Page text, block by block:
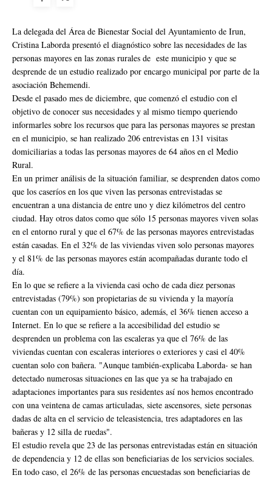
La delegada del Área de Bienestar Social del Ayuntamiento de Irun,
Cristina Laborda presentó el diagnóstico sobre las necesidades de las
personas mayores en las zonas rurales de este municipio y que se
desprende de un estudio realizado por encargo municipal por parte de la
asociación Behemendi.
Desde el pasado mes de diciembre, que comenzó el estudio con el
objetivo de conocer sus necesidades y al mismo tiempo queriendo
informarles sobre los recursos que para las personas mayores se prestan
en el municipio, se han realizado 206 entrevistas en 131 visitas
domiciliarias a todas las personas mayores de 64 años en el Medio
Rural.
En un primer análisis de la situación familiar, se desprenden datos como
que los caseríos en los que viven las personas entrevistadas se
encuentran a una distancia de entre uno y diez kilómetros del centro
ciudad. Hay otros datos como que sólo 15 personas mayores viven solas
en el entorno rural y que el 67% de las personas mayores entrevistadas
están casadas. En el 32% de las viviendas viven solo personas mayores
y el 81% de las personas mayores están acompañadas durante todo el
día.
En lo que se refiere a la vivienda casi ocho de cada diez personas
entrevistadas (79%) son propietarias de su vivienda y la mayoría
cuentan con un equipamiento básico, además, el 36% tienen acceso a
Internet. En lo que se refiere a la accesibilidad del estudio se
desprenden un problema con las escaleras ya que el 76% de las
viviendas cuentan con escaleras interiores o exteriores y casi el 40%
cuentan solo con bañera. "Aunque también-explicaba Laborda- se han
detectado numerosas situaciones en las que ya se ha trabajado en
adaptaciones importantes para sus residentes así nos hemos encontrado
con una veintena de camas articuladas, siete ascensores, siete personas
dadas de alta en el servicio de teleasistencia, tres adaptadores en las
bañeras y 12 silla de ruedas".
El estudio revela que 23 de las personas entrevistadas están en situación
de dependencia y 12 de ellas son beneficiarias de los servicios sociales.
En todo caso, el 26% de las personas encuestadas son beneficiarias de